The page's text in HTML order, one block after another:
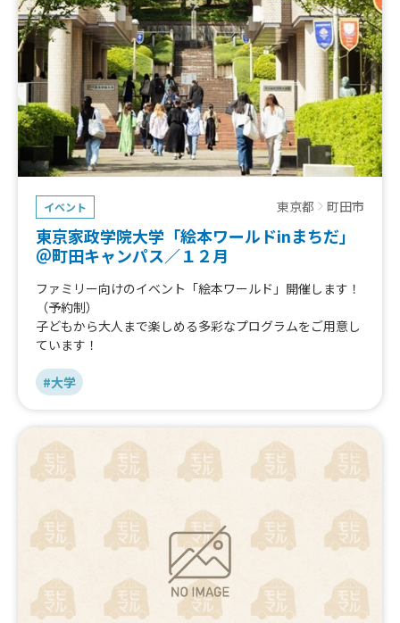
イベント 東京都 町田市
東京家政学院大学「絵本ワールドinまちだ」
＠町田キャンパス／１２月
ファミリー向けのイベント「絵本ワールド」開催します！
（予約制）
子どもから大人まで楽しめる多彩なプログラムをご用意し
ています！
#大学
キッチンカーで出店したい方 はこちら